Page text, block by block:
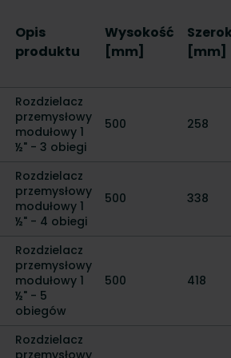
Opis
produktu
Wysokość
[mm]
[mm]
Rozdzielacz
przemysłowy
modułowy 1
½" - 3 obiegi
500 258
Rozdzielacz
przemysłowy
modułowy 1
½" - 4 obiegi
500 338
Rozdzielacz
przemysłowy
modułowy 1
½" - 5
obiegów
500 418
Rozdzielacz
przemysłowy